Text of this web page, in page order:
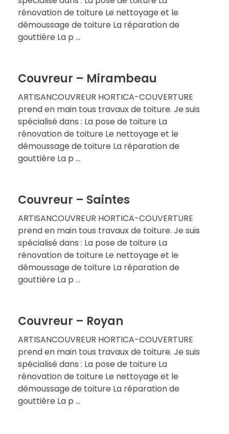
rénovation de toiture Le nettoyage et le
démoussage de toiture La réparation de
gouttière La p ...
Couvreur – Mirambeau
ARTISANCOUVREUR HORTICA-COUVERTURE
prend en main tous travaux de toiture. Je suis
spécialisé dans : La pose de toiture La
rénovation de toiture Le nettoyage et le
démoussage de toiture La réparation de
gouttière La p ...
Couvreur – Saintes
ARTISANCOUVREUR HORTICA-COUVERTURE
prend en main tous travaux de toiture. Je suis
spécialisé dans : La pose de toiture La
rénovation de toiture Le nettoyage et le
démoussage de toiture La réparation de
gouttière La p ...
Couvreur – Royan
ARTISANCOUVREUR HORTICA-COUVERTURE
prend en main tous travaux de toiture. Je suis
spécialisé dans : La pose de toiture La
rénovation de toiture Le nettoyage et le
démoussage de toiture La réparation de
gouttière La p ...